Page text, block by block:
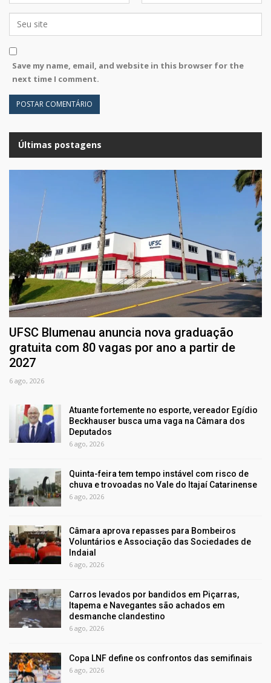
Save my name, email, and website in this browser for the
next time I comment.
Últimas postagens
UFSC Blumenau anuncia nova graduação
gratuita com 80 vagas por ano a partir de
2027
6 ago, 2026
Atuante fortemente no esporte, vereador Egídio
Beckhauser busca uma vaga na Câmara dos
Deputados
6 ago, 2026
Quinta-feira tem tempo instável com risco de
chuva e trovoadas no Vale do Itajaí Catarinense
6 ago, 2026
Câmara aprova repasses para Bombeiros
Voluntários e Associação das Sociedades de
Indaial
6 ago, 2026
Carros levados por bandidos em Piçarras,
Itapema e Navegantes são achados em
desmanche clandestino
6 ago, 2026
Copa LNF define os confrontos das semifinais
6 ago, 2026